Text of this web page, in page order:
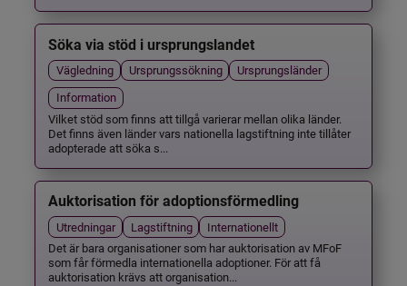
Söka via stöd i ursprungslandet
Vägledning Ursprungssökning
Ursprungsländer
Information
Vilket stöd som finns att tillgå varierar mellan olika länder.
Det finns även länder vars nationella lagstiftning inte tillåter
adopterade att söka s...
Auktorisation för adoptionsförmedling
Utredningar Lagstiftning
Internationellt
Det är bara organisationer som har auktorisation av MFoF
som får förmedla internationella adoptioner. För att få
auktorisation krävs att organisation...